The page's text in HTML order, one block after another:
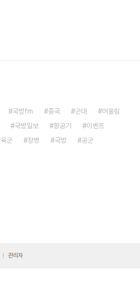
국방fm 중국 군대
어울림
국방일보 항공기
이벤트
육군 장병 국방
공군
관리자